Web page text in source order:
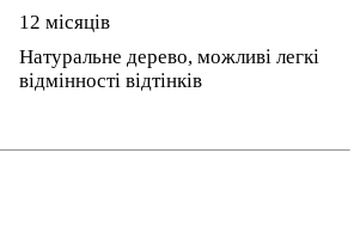
12 місяців
Натуральне дерево, можливі легкі
відмінності відтінків